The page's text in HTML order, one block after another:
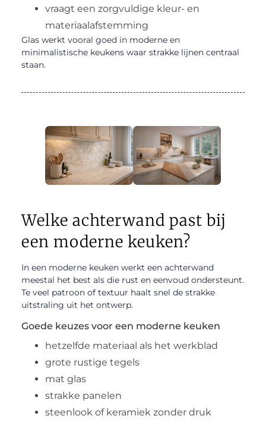
vraagt een zorgvuldige kleur- en
materiaalafstemming
Glas werkt vooral goed in moderne en
minimalistische keukens waar strakke lijnen centraal
staan.
Welke achterwand past bij
een moderne keuken?
In een moderne keuken werkt een achterwand
meestal het best als die rust en eenvoud ondersteunt.
Te veel patroon of textuur haalt snel de strakke
uitstraling uit het ontwerp.
Goede keuzes voor een moderne keuken
hetzelfde materiaal als het werkblad
grote rustige tegels
mat glas
strakke panelen
steenlook of keramiek zonder druk